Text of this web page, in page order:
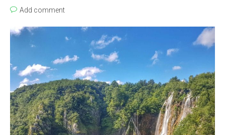
Add comment